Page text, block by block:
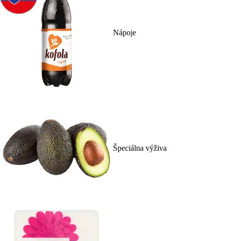
Nápoje
Špeciálna výživa